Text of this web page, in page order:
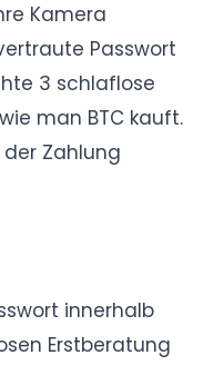
Kamera
Passwort
3 schlaflose
man BTC kauft.
der Zahlung
innerhalb
Erstberatung